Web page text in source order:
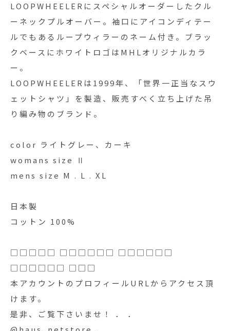
LOOPWHEELERにスペシャルオーダーしたクル
ーネックプルオーバー。袖口にアイコンディテー
ルでもあるループウィラーのネーム付き。ブラッ
クベースにホワイトロゴはMHLオリジナルカラ
ー。
LOOPWHEELERは1999年、「世界一正当なスウ
ェットシャツ」を製造、販売すべく立ち上げた吊
り編み物のブランド。
color ライトグレー、カーキ
womans size Ⅱ
mens size M . L . XL
日本製
コットン 100%
□□□□□ □□□□□□ □□□□□□
□□□□□□ □□□
本アカウントのプロフィールURLからアクセス頂
けます。
是非、ご覧下さいませ！ ． ．